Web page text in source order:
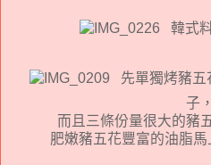
韓式
先單獨烤豬五
子，
而且三條份量很大的豬
肥嫩豬五花豐富的油脂